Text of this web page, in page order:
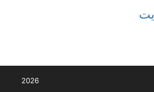
2026